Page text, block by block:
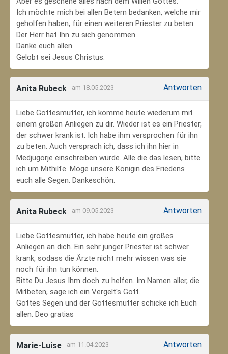
Ich möchte mich bei allen Betern bedanken, welche mir
geholfen haben, für einen weiteren Priester zu beten.
Der Herr hat Ihn zu sich genommen.
Danke euch allen.
Gelobt sei Jesus Christus.
Anita Rubeck am 18.05.2023 Antworten
Liebe Gottesmutter, ich komme heute wiederum mit
einem großen Anliegen zu dir. Wieder ist es ein Priester,
der schwer krank ist. Ich habe ihm versprochen für ihn
zu beten. Auch versprach ich, dass ich ihn hier in
Medjugorje einschreiben würde. Alle die das lesen, bitte
ich um Mithilfe. Möge unsere Königin des Friedens
euch alle Segen. Dankeschön.
Anita Rubeck am 09.05.2023 Antworten
Liebe Gottesmutter, ich habe heute ein großes
Anliegen an dich. Ein sehr junger Priester ist schwer
krank, sodass die Ärzte nicht mehr wissen was sie
noch für ihn tun können.
Bitte Du Jesus Ihm doch zu helfen. Im Namen aller, die
Mitbeten, sage ich ein Vergelt's Gott.
Gottes Segen und der Gottesmutter schicke ich Euch
allen. Deo gratias
Marie-Luise am 11.04.2023 Antworten